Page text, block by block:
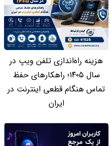
هزینه راه‌اندازی تلفن ویپ در
سال ۱۴۰۵؛ راهکارهای حفظ
تماس هنگام قطعی اینترنت در
ایران